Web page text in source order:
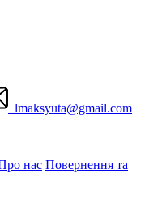
lmaksyuta@gmail.com
нас Повернення та